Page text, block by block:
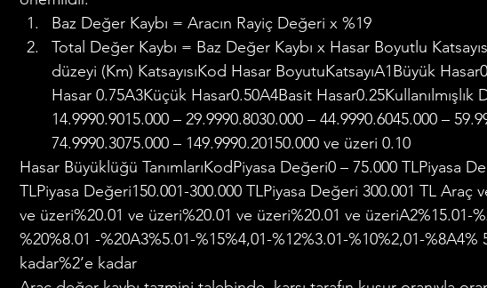
Baz Değer Kaybı = Aracın Rayiç Değeri x %19
Total Değer Kaybı = Baz Değer Kaybı x Hasar Boyutlu
düzeyi (Km) KatsayısıKod Hasar BoyutuKatsayıA1Büyük
Hasar 0.75A3Küçük Hasar0.50A4Basit Hasar0.25Kullanılmışlık
14.9990.9015.000 – 29.9990.8030.000 – 44.9990.6045.000 –
74.9990.3075.000 – 149.9990.20150.000 ve üzeri 0.10
Hasar Büyüklüğü TanımlarıKodPiyasa Değeri0 – 75.000 TLPiyasa
TLPiyasa Değeri150.001-300.000 TLPiyasa Değeri 300.001 TL Araç
ve üzeri%20.01 ve üzeri%20.01 ve üzeri%20.01 ve üzeriA2%15.01-
%20%8.01 -%20A3%5.01-%15%4,01-%12%3.01-%10%2,01-%8A4%
kadar%2’e kadar